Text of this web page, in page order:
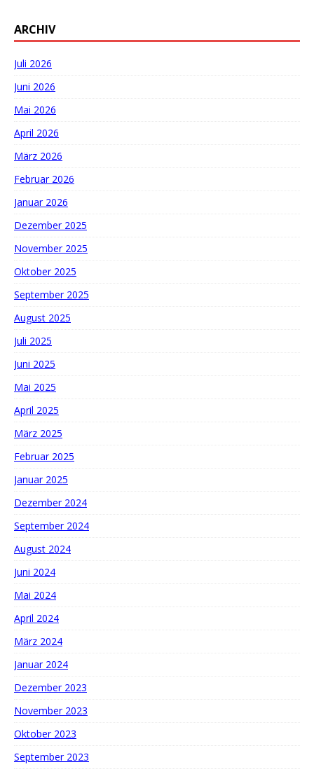
ARCHIV
Juli 2026
Juni 2026
Mai 2026
April 2026
März 2026
Februar 2026
Januar 2026
Dezember 2025
November 2025
Oktober 2025
September 2025
August 2025
Juli 2025
Juni 2025
Mai 2025
April 2025
März 2025
Februar 2025
Januar 2025
Dezember 2024
September 2024
August 2024
Juni 2024
Mai 2024
April 2024
März 2024
Januar 2024
Dezember 2023
November 2023
Oktober 2023
September 2023